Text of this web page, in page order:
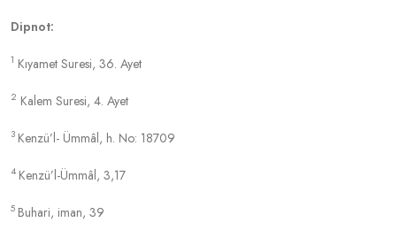
Dipnot:
1 Kıyamet Suresi, 36. Ayet
2 Kalem Suresi, 4. Ayet
3 Kenzü’l- Ümmâl, h. No: 18709
4 Kenzü’l-Ümmâl, 3,17
5 Buhari, iman, 39